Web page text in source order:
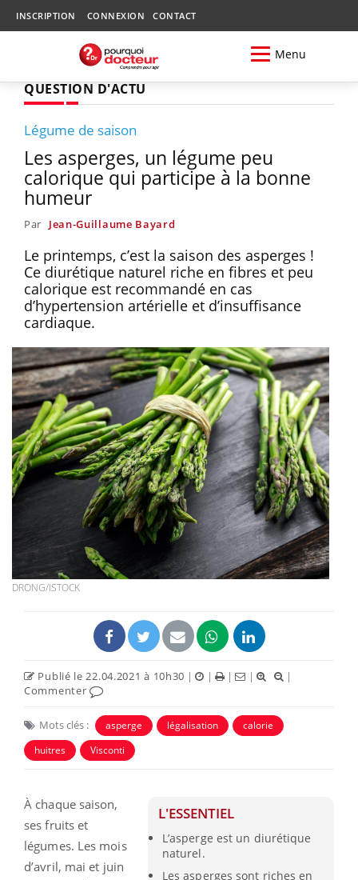
INSCRIPTION CONNEXION CONTACT
Menu
QUESTION D'ACTU
Légume de saison
Les asperges, un légume peu
calorique qui participe à la bonne
humeur
Par Jean-Guillaume Bayard
Le printemps, c’est la saison des asperges !
Ce diurétique naturel riche en fibres et peu
calorique est recommandé en cas
d’hypertension artérielle et d’insuffisance
cardiaque.
DRONG/ISTOCK
Publié le 22.04.2021 à 10h30 | | | |
|
Commenter
Mots clés : asperge légalisation
calorie
huitres
Visconti
L'ESSENTIEL
L’asperge est un diurétique
naturel.
Les asperges sont riches en
À chaque saison,
ses fruits et
légumes. Les mois
d’avril, mai et juin